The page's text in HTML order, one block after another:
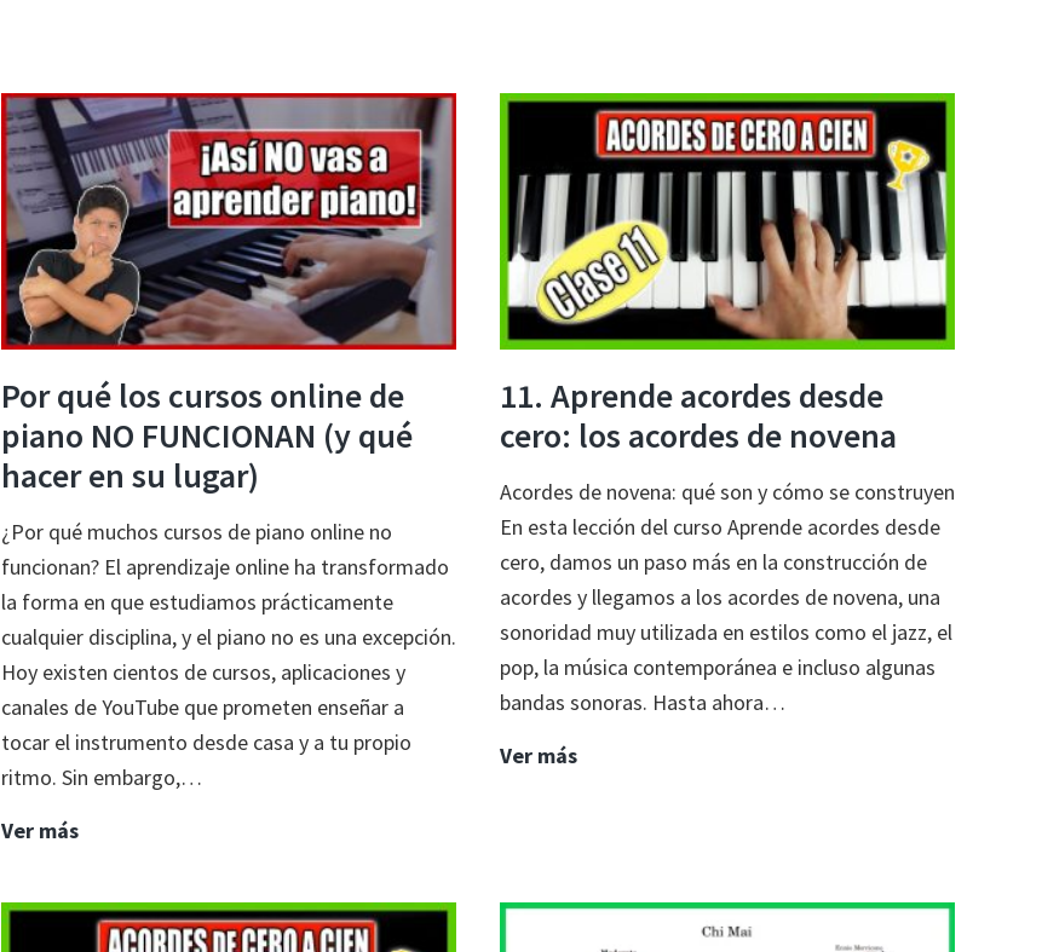
Por qué los cursos online de
piano NO FUNCIONAN (y qué
hacer en su lugar)
¿Por qué muchos cursos de piano online no
funcionan? El aprendizaje online ha transformado
la forma en que estudiamos prácticamente
cualquier disciplina, y el piano no es una excepción.
Hoy existen cientos de cursos, aplicaciones y
canales de YouTube que prometen enseñar a
tocar el instrumento desde casa y a tu propio
ritmo. Sin embargo,…
Ver másPor
los
cursos
11. Aprende acordes desde
cero: los acordes de novena
Acordes de novena: qué son y cómo se construyen
En esta lección del curso Aprende acordes desde
cero, damos un paso más en la construcción de
acordes y llegamos a los acordes de novena, una
sonoridad muy utilizada en estilos como el jazz, el
pop, la música contemporánea e incluso algunas
bandas sonoras. Hasta ahora…
Ver más11.